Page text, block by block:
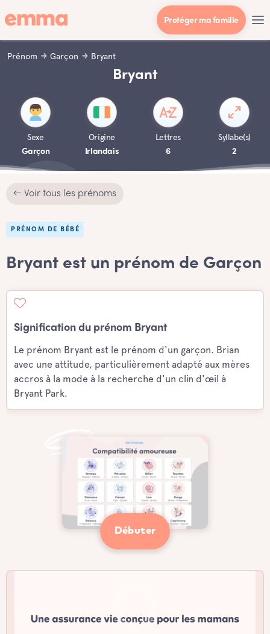
Protéger ma famille
Prénom Garçon Bryant
Bryant
Sexe
Garçon
Origine
Irlandais
Lettres
6
Syllabe(s)
2
← Voir tous les prénoms
PRÉNOM DE BÉBÉ
Bryant est un prénom de Garçon
Signification du prénom Bryant
Le prénom Bryant est le prénom d'un garçon. Brian
avec une attitude, particulièrement adapté aux mères
accros à la mode à la recherche d'un clin d'œil à
Bryant Park.
Débuter